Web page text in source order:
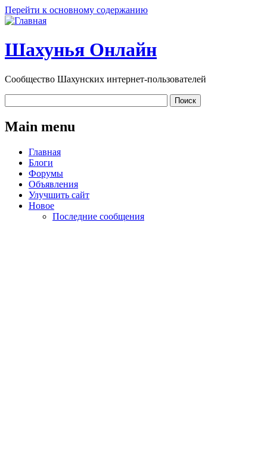
Перейти к основному содержанию
Шахунья Онлайн
Сообщество Шахунских интернет-пользователей
Main menu
Главная
Блоги
Форумы
Объявления
Улучшить сайт
Новое
Последние сообщения